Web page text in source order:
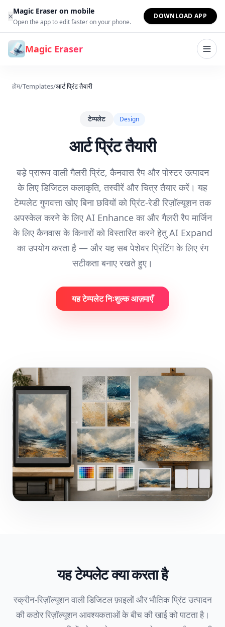
सामग्री पर जाएं
×Magic Eraser on mobile
Open the app to edit faster on your phone.
DOWNLOAD APP
Magic Eraser
होम/Templates/आर्ट प्रिंट तैयारी
टेम्पलेट Design
आर्ट प्रिंट तैयारी
बड़े प्रारूप वाली गैलरी प्रिंट, कैनवास रैप और पोस्टर उत्पादन
के लिए डिजिटल कलाकृति, तस्वीरें और चित्र तैयार करें। यह
टेम्पलेट गुणवत्ता खोए बिना छवियों को प्रिंट-रेडी रिज़ॉल्यूशन तक
अपस्केल करने के लिए AI Enhance का और गैलरी रैप मार्जिन
के लिए कैनवास के किनारों को विस्तारित करने हेतु AI Expand
का उपयोग करता है — और यह सब पेशेवर प्रिंटिंग के लिए रंग
सटीकता बनाए रखते हुए।
यह टेम्पलेट निःशुल्क आज़माएँ
यह टेम्पलेट क्या करता है
स्क्रीन-रिज़ॉल्यूशन वाली डिजिटल फ़ाइलों और भौतिक प्रिंट उत्पादन
की कठोर रिज़ॉल्यूशन आवश्यकताओं के बीच की खाई को पाटता है।